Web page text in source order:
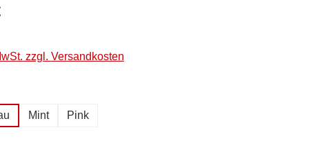
zzgl. Versandkosten
Mint Pink